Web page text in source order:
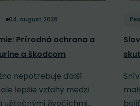
04. august 2026
Prírodná ochrana a
a škodcom
nepotrebuje ďalší
lepšie vzťahy medzi
užitočnými živočíchmi...